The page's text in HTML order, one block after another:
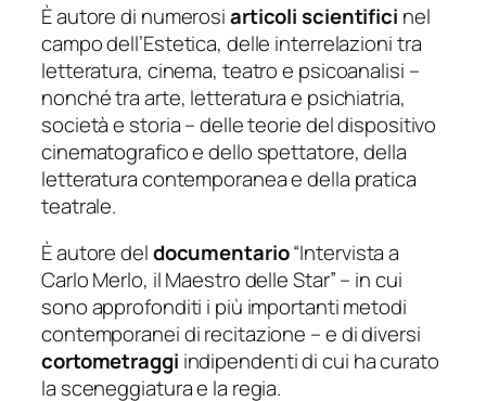
È autore di numerosiarticoli scientifici nel
campo dell’Estetica, delle interrelazioni tra
letteratura, cinema, teatro e psicoanalisi –
nonché tra arte, letteratura e psichiatria,
società e storia – delle teorie del dispositivo
cinematografico e dello spettatore, della
letteratura contemporanea e della pratica
teatrale.
È autore deldocumentario“Intervista a
Carlo Merlo, il Maestro delle Star” – in cui
sono approfonditi i più importanti metodi
contemporanei di recitazione – e di diversi
cortometraggi indipendenti di cui ha curato
la sceneggiatura e la regia.